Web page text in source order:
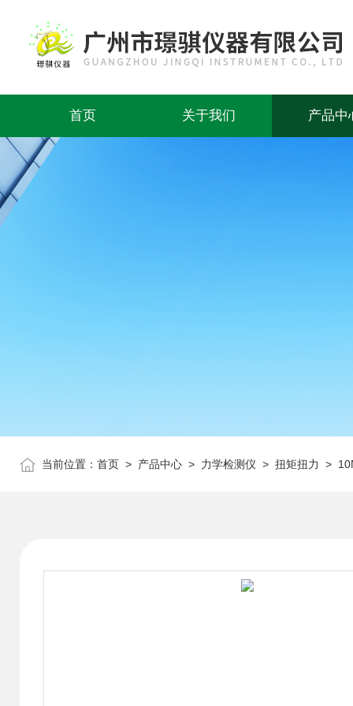
首页 关于我们 产品中
当前位置： 首页 > 产品中心 > 力学检测仪 > 扭矩扭力 >